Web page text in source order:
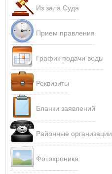
Из зала Суда
Прием правления
График подачи воды
Реквизиты
Бланки заявлений
Районные организации
Фотохроника